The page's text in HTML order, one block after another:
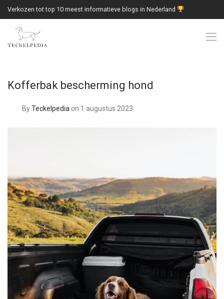
Verkozen tot top 10 meest informatieve blogs in Nederland
Kofferbak bescherming hond
ByTeckelpedia on 1 augustus 2023